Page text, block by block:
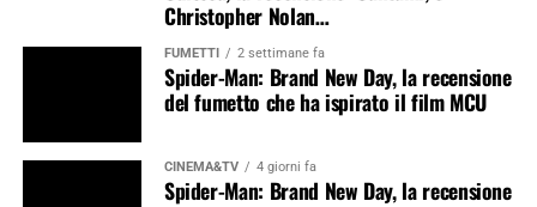
Christopher Nolan…
FUMETTI 2 settimane fa
Spider-Man: Brand New Day, la recensione
del fumetto che ha ispirato il film MCU
CINEMA&TV 4 giorni fa
Spider-Man: Brand New Day, la recensione